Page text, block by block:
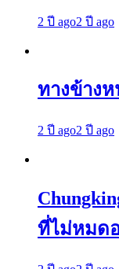
2 ปี ago2 ปี ago
ทางข้าง
2 ปี ago2 ปี ago
ที่ไม่หมดอ